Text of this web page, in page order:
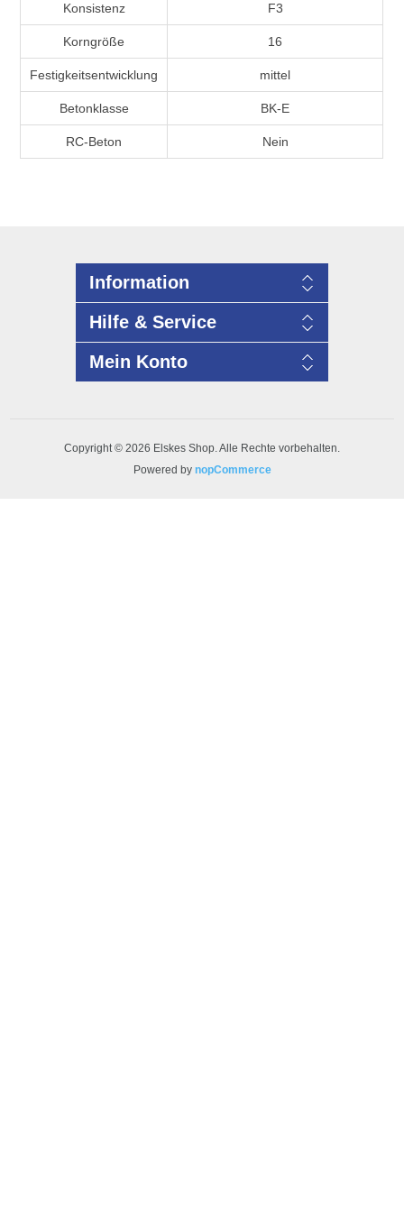
Konsistenz F3
Korngröße 16
Festigkeitsentwicklung mittel
Betonklasse BK-E
RC-Beton Nein
Information
Hilfe & Service
Mein Konto
Copyright © 2026 Elskes Shop. Alle Rechte vorbehalten.
Powered by nopCommerce